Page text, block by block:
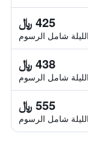
425 ﷼
شامل الرسوم
438 ﷼
شامل الرسوم
555 ﷼
شامل الرسوم